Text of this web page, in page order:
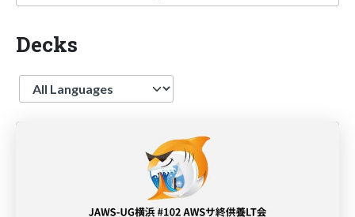
Decks
Language